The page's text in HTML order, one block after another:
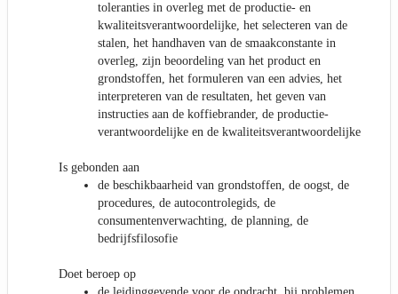
toleranties in overleg met de productie- en
kwaliteitsverantwoordelijke, het selecteren van de
stalen, het handhaven van de smaakconstante in
overleg, zijn beoordeling van het product en
grondstoffen, het formuleren van een advies, het
interpreteren van de resultaten, het geven van
instructies aan de koffiebrander, de productie-
verantwoordelijke en de kwaliteitsverantwoordelijke
Is gebonden aan
de beschikbaarheid van grondstoffen, de oogst, de
procedures, de autocontrolegids, de
consumentenverwachting, de planning, de
bedrijfsfilosofie
Doet beroep op